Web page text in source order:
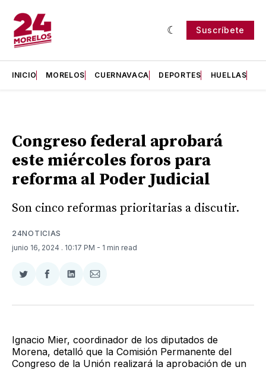
Suscríbete
INICIO MORELOS CUERNAVACA DEPORTES HUELLAS
Congreso federal aprobará
este miércoles foros para
reforma al Poder Judicial
Son cinco reformas prioritarias a discutir.
24NOTICIAS
junio 16, 2024 . 10:17 PM - 1 min read
Compartir
Twitter
Compartir
Facebook
Compartir
LinkedIn
Compartir
Email
Ignacio Mier, coordinador de los diputados de
Morena, detalló que la Comisión Permanente del
Congreso de la Unión realizará la aprobación de un